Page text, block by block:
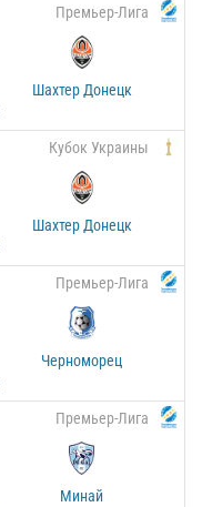
Премьер-Лига
Шахтер Донецк
Кубок Украины
Шахтер Донецк
Премьер-Лига
Черноморец
Премьер-Лига
Минай